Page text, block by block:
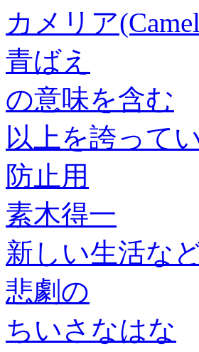
カメリア
青ばえ
の意味を含む
以上を誇って
防止用
素木得一
新しい生活な
悲劇の
ちいさなはな